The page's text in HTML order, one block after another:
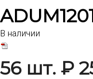
В наличии
56 шт. ₽